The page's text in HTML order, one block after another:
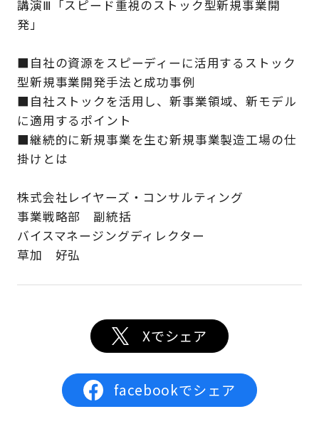
講演Ⅲ「スピード重視のストック型新規事業開
発」
■自社の資源をスピーディーに活用するストック
型新規事業開発手法と成功事例
■自社ストックを活用し、新事業領域、新モデル
に適用するポイント
■継続的に新規事業を生む新規事業製造工場の仕
掛けとは
株式会社レイヤーズ・コンサルティング
事業戦略部 副統括
バイスマネージングディレクター
草加 好弘
Xでシェア
facebookでシェア